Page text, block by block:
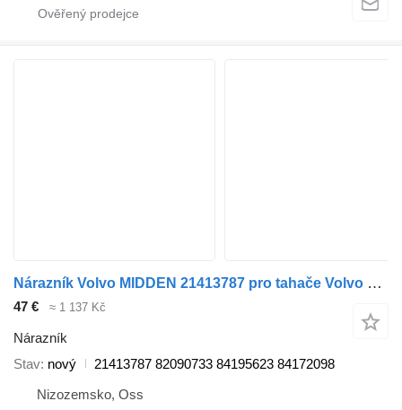
Nárazník Volvo MIDDEN 21413787 pro tahače Volvo FH4
47 € ≈ 1 137 Kč
Nárazník
Stav nový
21413787 82090733 84195623 84172098
Nizozemsko, Oss